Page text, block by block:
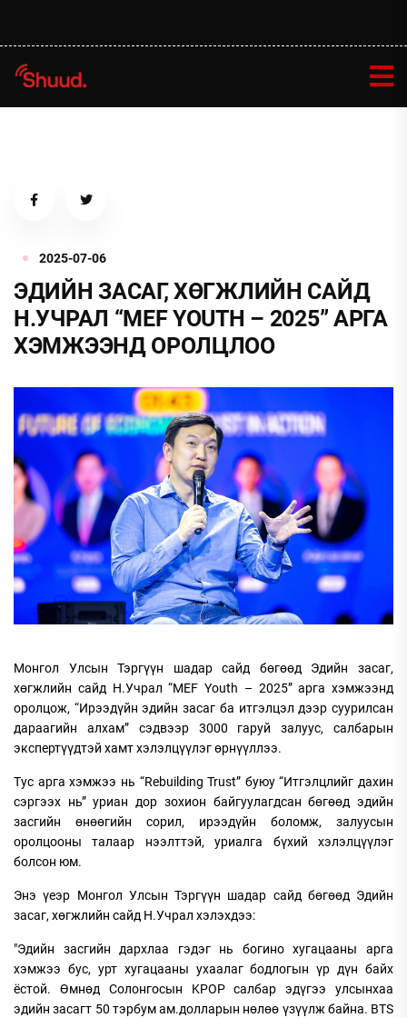
2025-07-06
ЭДИЙН ЗАСАГ, ХӨГЖЛИЙН САЙД
Н.УЧРАЛ “MEF YOUTH – 2025” АРГА
ХЭМЖЭЭНД ОРОЛЦЛОО
Монгол Улсын Тэргүүн шадар сайд бөгөөд Эдийн засаг,
хөгжлийн сайд Н.Учрал “MEF Youth – 2025” арга хэмжээнд
оролцож, “Ирээдүйн эдийн засаг ба итгэлцэл дээр суурилсан
дараагийн алхам” сэдвээр 3000 гаруй залуус, салбарын
экспертүүдтэй хамт хэлэлцүүлэг өрнүүллээ.
Тус арга хэмжээ нь “Rebuilding Trust” буюу “Итгэлцлийг дахин
сэргээх нь” уриан дор зохион байгуулагдсан бөгөөд эдийн
засгийн өнөөгийн сорил, ирээдүйн боломж, залуусын
оролцооны талаар нээлттэй, уриалга бүхий хэлэлцүүлэг
болсон юм.
Энэ үеэр Монгол Улсын Тэргүүн шадар сайд бөгөөд Эдийн
засаг, хөгжлийн сайд Н.Учрал хэлэхдээ:
"Эдийн засгийн дархлаа гэдэг нь богино хугацааны арга
хэмжээ бус, урт хугацааны ухаалаг бодлогын үр дүн байх
ёстой. Өмнөд Солонгосын KPOP салбар эдүгээ улсынхаа
эдийн засагт 50 тэрбум ам.долларын нөлөө үзүүлж байна. BTS